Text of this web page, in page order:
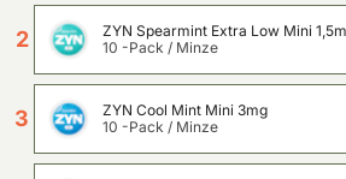
2
ZYN Spearmint Extra Low Mini
10 -Pack / Minze
3
ZYN Cool Mint Mini 3mg
10 -Pack / Minze